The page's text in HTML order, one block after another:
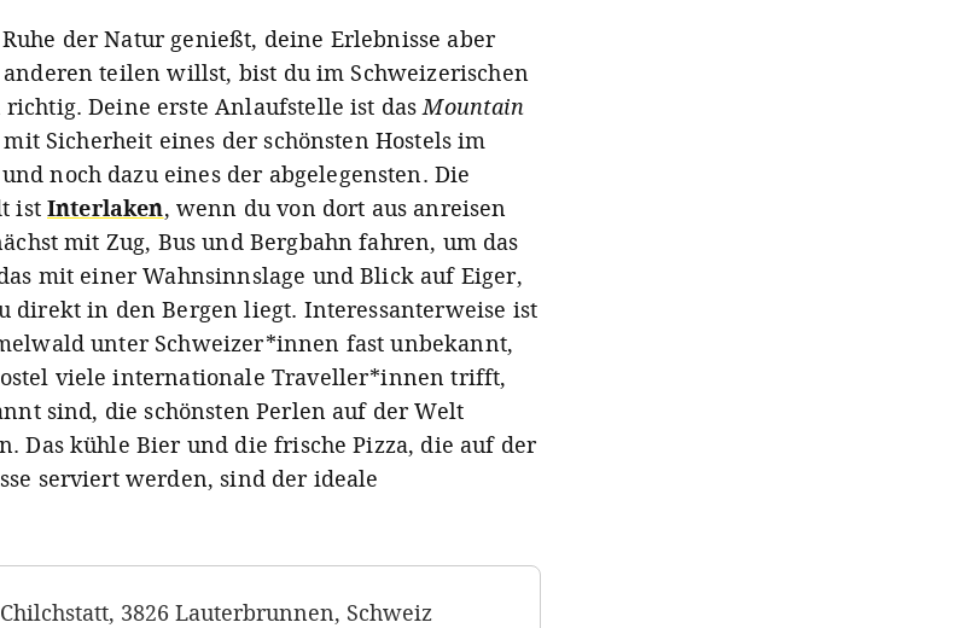
der Natur genießt, deine Erlebnisse aber
teilen willst, bist du im Schweizerischen
Deine erste Anlaufstelle ist das Mountain
Sicherheit eines der schönsten Hostels im
noch dazu eines der abgelegensten. Die
istInterlaken, wenn du von dort aus anreisen
mit Zug, Bus und Bergbahn fahren, um das
mit einer Wahnsinnslage und Blick auf Eiger,
direkt in den Bergen liegt. Interessanterweise ist
unter Schweizer*innen fast unbekannt,
viele internationale Traveller*innen trifft,
sind, die schönsten Perlen auf der Welt
Das kühle Bier und die frische Pizza, die auf der
serviert werden, sind der ideale
3826 Lauterbrunnen, Schweiz